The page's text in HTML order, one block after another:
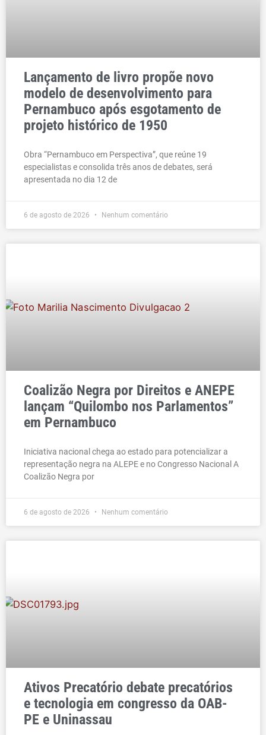
Lançamento de livro propõe novo
modelo de desenvolvimento para
Pernambuco após esgotamento de
projeto histórico de 1950
Obra “Pernambuco em Perspectiva”, que reúne 19
especialistas e consolida três anos de debates, será
apresentada no dia 12 de
6 de agosto de 2026 Nenhum comentário
Coalizão Negra por Direitos e ANEPE
lançam “Quilombo nos Parlamentos”
em Pernambuco
Iniciativa nacional chega ao estado para potencializar a
representação negra na ALEPE e no Congresso Nacional A
Coalizão Negra por
6 de agosto de 2026 Nenhum comentário
Ativos Precatório debate precatórios
e tecnologia em congresso da OAB-
PE e Uninassau